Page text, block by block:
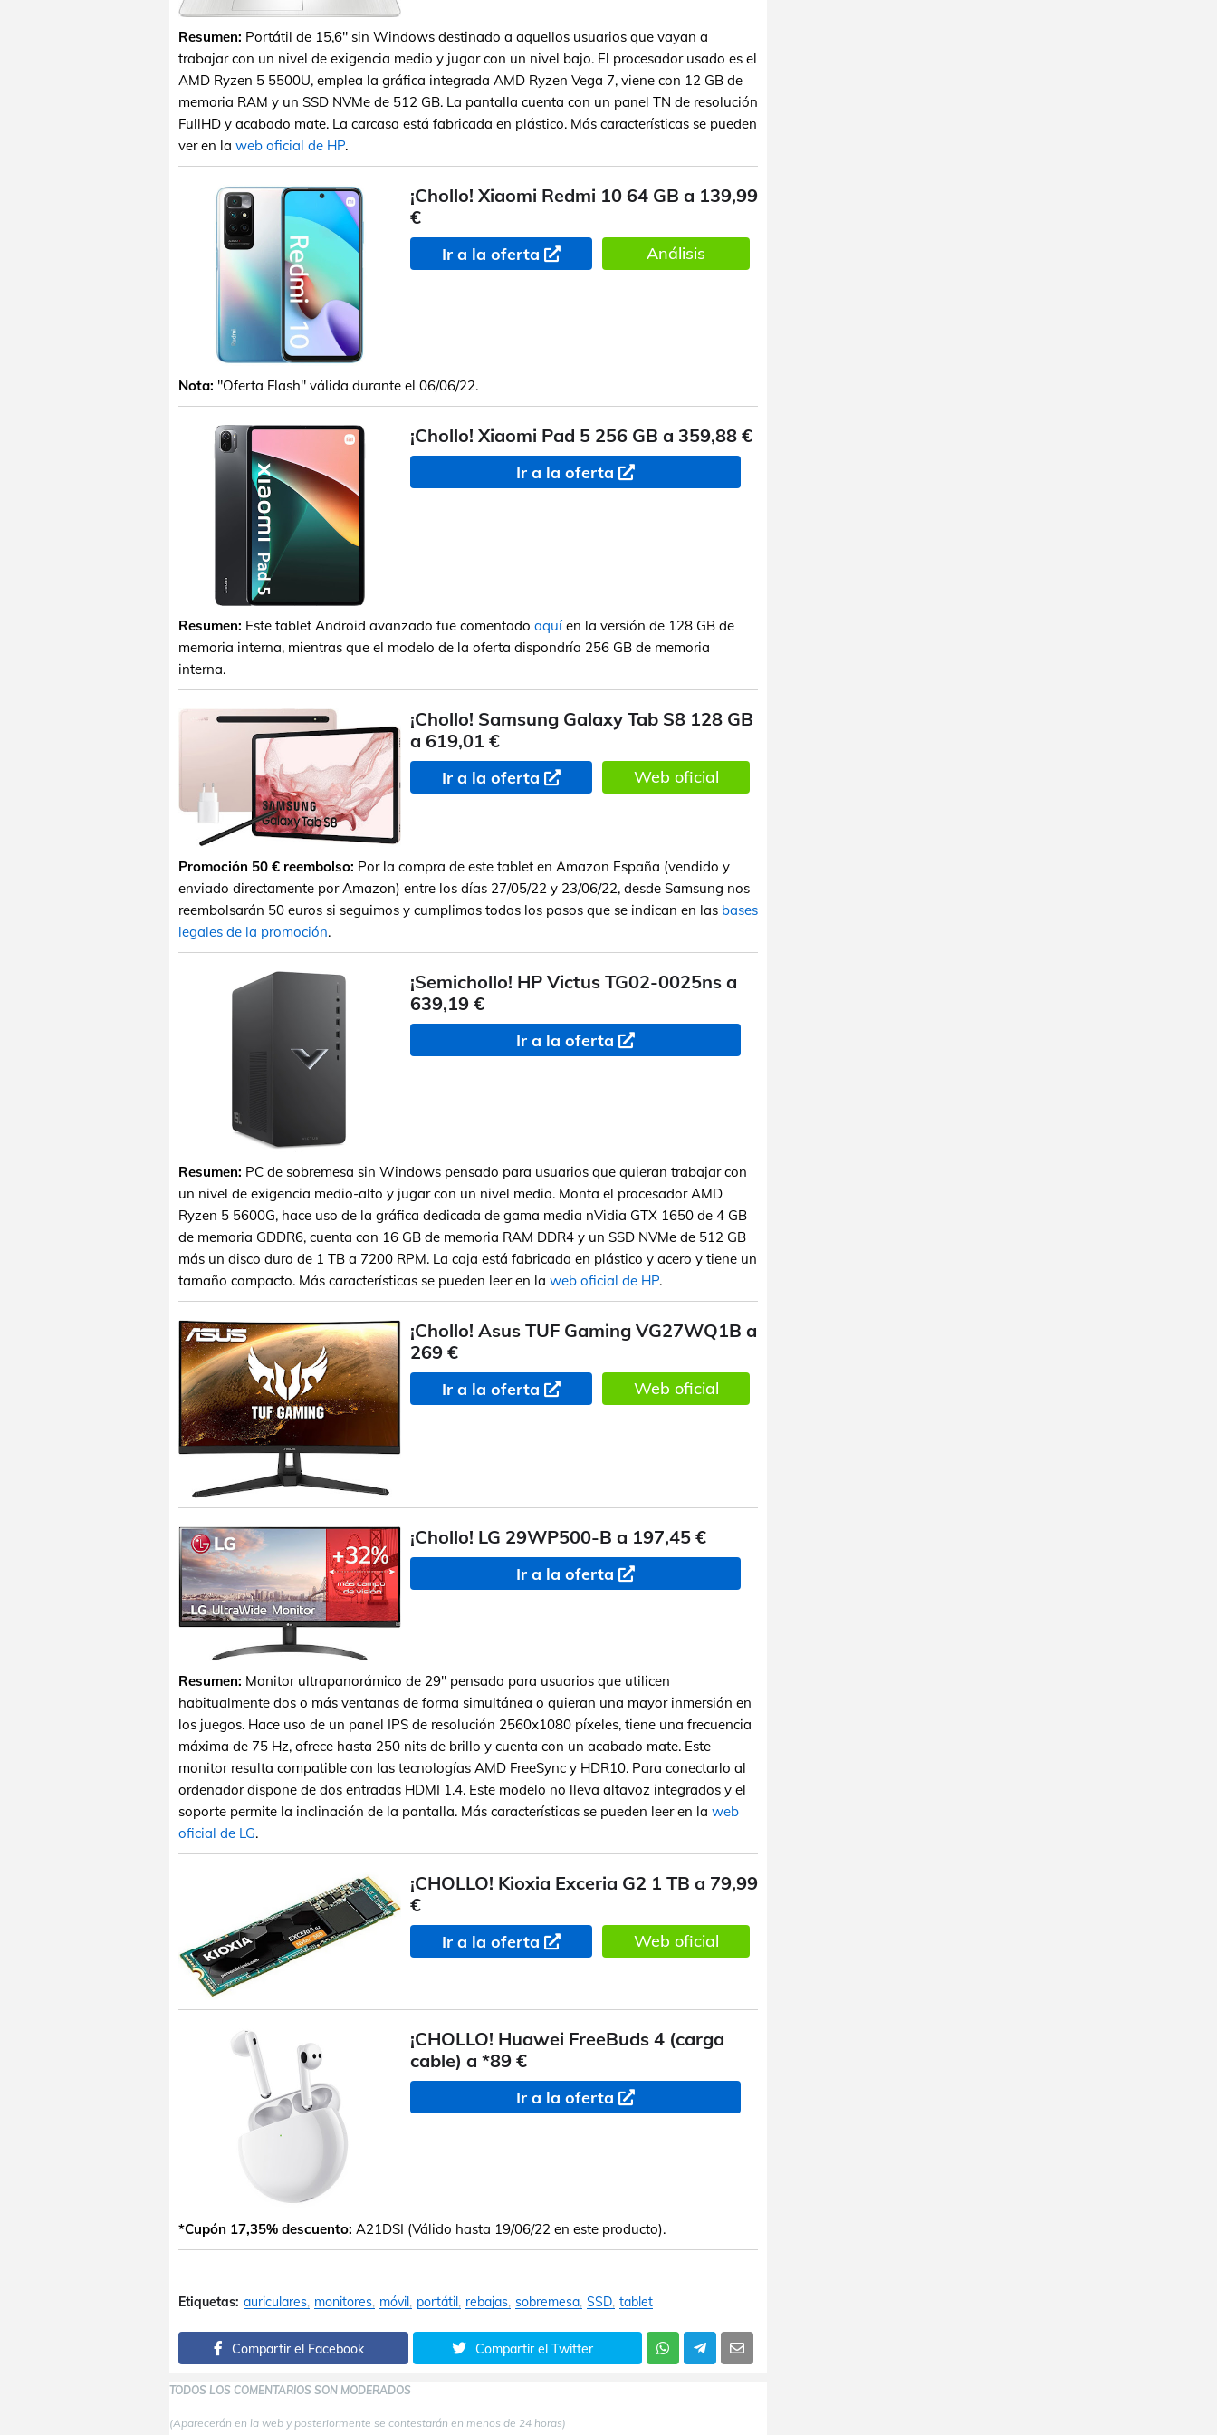
Resumen: Portátil de 15,6" sin Windows destinado a aquellos usuarios que vayan a
trabajar con un nivel de exigencia medio y jugar con un nivel bajo. El procesador usado es el
AMD Ryzen 5 5500U, emplea la gráfica integrada AMD Ryzen Vega 7, viene con 12 GB de
memoria RAM y un SSD NVMe de 512 GB. La pantalla cuenta con un panel TN de resolución
FullHD y acabado mate. La carcasa está fabricada en plástico. Más características se pueden
ver en la web oficial de HP.
¡Chollo! Xiaomi Redmi 10 64 GB a 139,99
€
Ir a la oferta Análisis
Nota: "Oferta Flash" válida durante el 06/06/22.
¡Chollo! Xiaomi Pad 5 256 GB a 359,88 €
Ir a la oferta
Resumen: Este tablet Android avanzado fue comentado aquí en la versión de 128 GB de
memoria interna, mientras que el modelo de la oferta dispondría 256 GB de memoria
interna.
¡Chollo! Samsung Galaxy Tab S8 128 GB
a 619,01 €
Ir a la oferta Web oficial
Promoción 50 € reembolso: Por la compra de este tablet en Amazon España (vendido y
enviado directamente por Amazon) entre los días 27/05/22 y 23/06/22, desde Samsung nos
reembolsarán 50 euros si seguimos y cumplimos todos los pasos que se indican en las bases
legales de la promoción.
¡Semichollo! HP Victus TG02-0025ns a
639,19 €
Ir a la oferta
Resumen: PC de sobremesa sin Windows pensado para usuarios que quieran trabajar con
un nivel de exigencia medio-alto y jugar con un nivel medio. Monta el procesador AMD
Ryzen 5 5600G, hace uso de la gráfica dedicada de gama media nVidia GTX 1650 de 4 GB
de memoria GDDR6, cuenta con 16 GB de memoria RAM DDR4 y un SSD NVMe de 512 GB
más un disco duro de 1 TB a 7200 RPM. La caja está fabricada en plástico y acero y tiene un
tamaño compacto. Más características se pueden leer en la web oficial de HP.
¡Chollo! Asus TUF Gaming VG27WQ1B a
269 €
Ir a la oferta Web oficial
¡Chollo! LG 29WP500-B a 197,45 €
Ir a la oferta
Resumen: Monitor ultrapanorámico de 29" pensado para usuarios que utilicen
habitualmente dos o más ventanas de forma simultánea o quieran una mayor inmersión en
los juegos. Hace uso de un panel IPS de resolución 2560x1080 píxeles, tiene una frecuencia
máxima de 75 Hz, ofrece hasta 250 nits de brillo y cuenta con un acabado mate. Este
monitor resulta compatible con las tecnologías AMD FreeSync y HDR10. Para conectarlo al
ordenador dispone de dos entradas HDMI 1.4. Este modelo no lleva altavoz integrados y el
soporte permite la inclinación de la pantalla. Más características se pueden leer en la web
oficial de LG.
¡CHOLLO! Kioxia Exceria G2 1 TB a 79,99
€
Ir a la oferta Web oficial
¡CHOLLO! Huawei FreeBuds 4 (carga
cable) a *89 €
Ir a la oferta
*Cupón 17,35% descuento: A21DSI (Válido hasta 19/06/22 en este producto).
Etiquetas: auriculares monitores móvil portátil rebajas sobremesa SSD tablet
Compartir el Facebook Compartir el Twitter
TODOS LOS COMENTARIOS SON MODERADOS
(Aparecerán en la web y posteriormente se contestarán en menos de 24 horas)